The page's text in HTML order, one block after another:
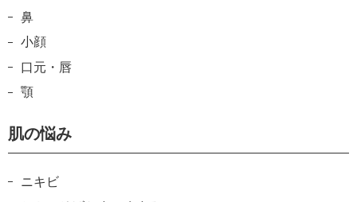
鼻
小顔
口元・唇
顎
肌の悩み
ニキビ